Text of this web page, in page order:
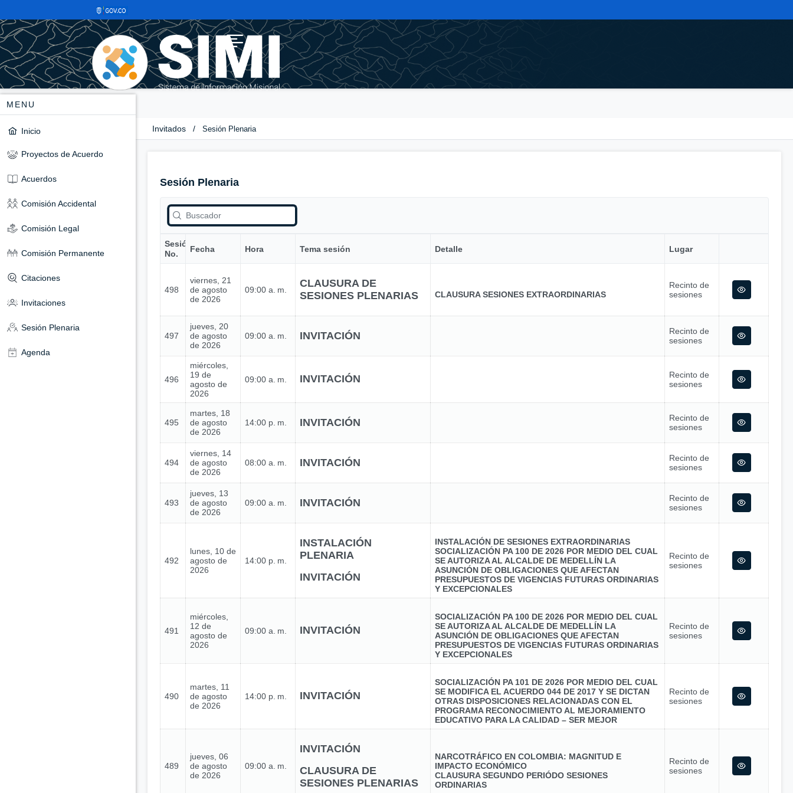
MENU
Inicio
Proyectos de Acuerdo
Acuerdos
Comisión Accidental
Comisión Legal
Comisión Permanente
Citaciones
Invitaciones
Sesión Plenaria
Agenda
Invitados / Sesión Plenaria
Sesión Plenaria
Sesión
No.
Fecha Hora Tema sesión Detalle Lugar
498
viernes, 21
de agosto
de 2026
09:00 a. m.
CLAUSURA DE
SESIONES PLENARIAS
CLAUSURA SESIONES EXTRAORDINARIAS
Recinto de
sesiones
497
jueves, 20
de agosto
de 2026
09:00 a. m. INVITACIÓN
Recinto de
sesiones
496
miércoles,
19 de
agosto de
2026
09:00 a. m. INVITACIÓN
Recinto de
sesiones
495
martes, 18
de agosto
de 2026
14:00 p. m. INVITACIÓN
Recinto de
sesiones
494
viernes, 14
de agosto
de 2026
08:00 a. m. INVITACIÓN
Recinto de
sesiones
493
jueves, 13
de agosto
de 2026
09:00 a. m. INVITACIÓN
Recinto de
sesiones
492
lunes, 10 de
agosto de
2026
14:00 p. m.
INSTALACIÓN
PLENARIA
INVITACIÓN
INSTALACIÓN DE SESIONES EXTRAORDINARIAS
SOCIALIZACIÓN PA 100 DE 2026 POR MEDIO DEL CUAL
SE AUTORIZA AL ALCALDE DE MEDELLÍN LA
ASUNCIÓN DE OBLIGACIONES QUE AFECTAN
PRESUPUESTOS DE VIGENCIAS FUTURAS ORDINARIAS
Y EXCEPCIONALES
Recinto de
sesiones
491
miércoles,
12 de
agosto de
2026
09:00 a. m. INVITACIÓN
SOCIALIZACIÓN PA 100 DE 2026 POR MEDIO DEL CUAL
SE AUTORIZA AL ALCALDE DE MEDELLÍN LA
ASUNCIÓN DE OBLIGACIONES QUE AFECTAN
PRESUPUESTOS DE VIGENCIAS FUTURAS ORDINARIAS
Y EXCEPCIONALES
Recinto de
sesiones
490
martes, 11
de agosto
de 2026
14:00 p. m. INVITACIÓN
SOCIALIZACIÓN PA 101 DE 2026 POR MEDIO DEL CUAL
SE MODIFICA EL ACUERDO 044 DE 2017 Y SE DICTAN
OTRAS DISPOSICIONES RELACIONADAS CON EL
PROGRAMA RECONOCIMIENTO AL MEJORAMIENTO
EDUCATIVO PARA LA CALIDAD – SER MEJOR
Recinto de
sesiones
489
jueves, 06
de agosto
de 2026
09:00 a. m.
INVITACIÓN
CLAUSURA DE
SESIONES PLENARIAS
NARCOTRÁFICO EN COLOMBIA: MAGNITUD E
IMPACTO ECONÓMICO
CLAUSURA SEGUNDO PERIÓDO SESIONES
ORDINARIAS
Recinto de
sesiones